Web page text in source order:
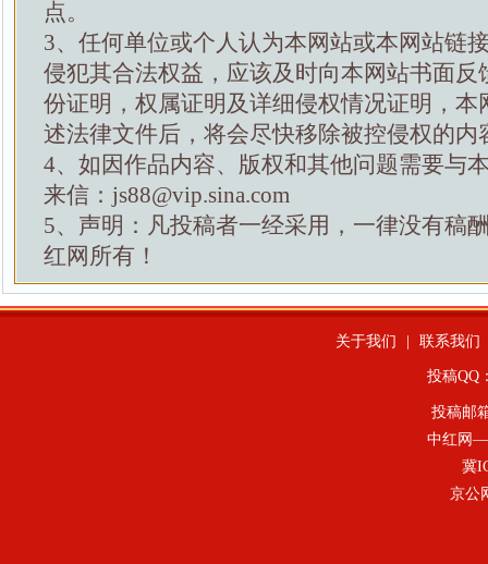
点。
3、任何单位或个人认为本网站或本网站链
侵犯其合法权益，应该及时向本网站书面反
份证明，权属证明及详细侵权情况证明，本
述法律文件后，将会尽快移除被控侵权的内
4、如因作品内容、版权和其他问题需要与
来信：js88@vip.sina.com
5、声明：凡投稿者一经采用，一律没有稿
红网所有！
关于我们 联系我们
投稿QQ
投稿邮
中红网—
冀
京公